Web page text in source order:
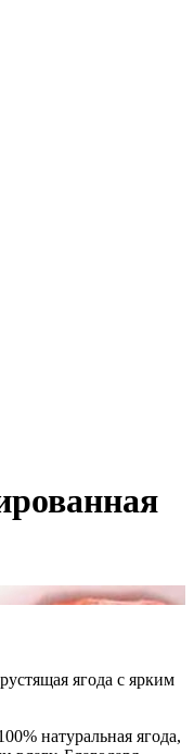
ягода с ярким
натуральная ягода,